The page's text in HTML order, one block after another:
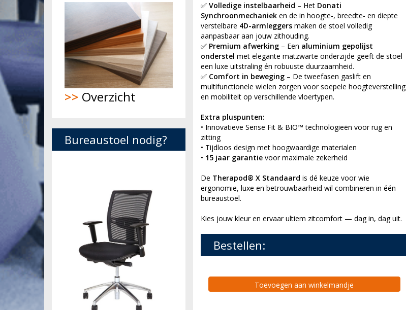
✅ Volledige instelbaarheid – Het Donati
Synchroonmechanieken de in hoogte-, breedte- en diepte
verstelbare 4D-armleggers maken de stoel volledig
aanpasbaar aan jouw zithouding.
✅ Premium afwerking – Een aluminium gepolijst
onderstel met elegante matzwarte onderzijde geeft de stoel
een luxe uitstraling én robuuste duurzaamheid.
✅ Comfort in beweging– De tweefasen gaslift en
multifunctionele wielen zorgen voor soepele hoogteverstelling
en mobiliteit op verschillende vloertypen.
Extra pluspunten:
• Innovatieve Sense Fit & BIO™ technologieën voor rug en
zitting
• Tijdloos design met hoogwaardige materialen
• 15 jaar garantievoor maximale zekerheid
De Therapod® X Standaard is dé keuze voor wie
ergonomie, luxe en betrouwbaarheid wil combineren in één
bureaustoel.
Kies jouw kleur en ervaar ultiem zitcomfort — dag in, dag uit.
Bestellen:
Toevoegen aan winkelmandje
>> Overzicht
Bureaustoel nodig?